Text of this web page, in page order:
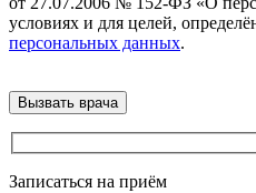
условиях и для целей,
персональных данных.
Записаться на приём